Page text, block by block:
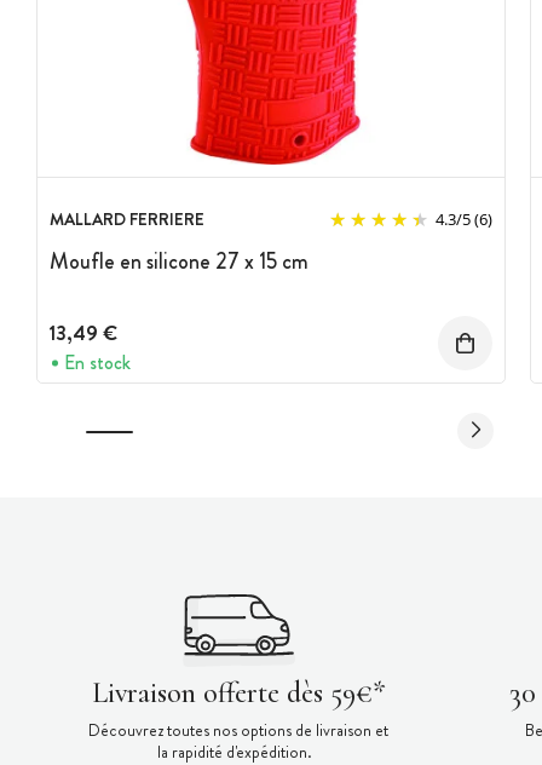
MALLARD FERRIERE 4.3/5(6)
Moufle en silicone 27 x 15 cm
13,49 €
En stock
Livraison offerte dès 59€*
Découvrez toutes nos options de livraison et
la rapidité d'expédition.